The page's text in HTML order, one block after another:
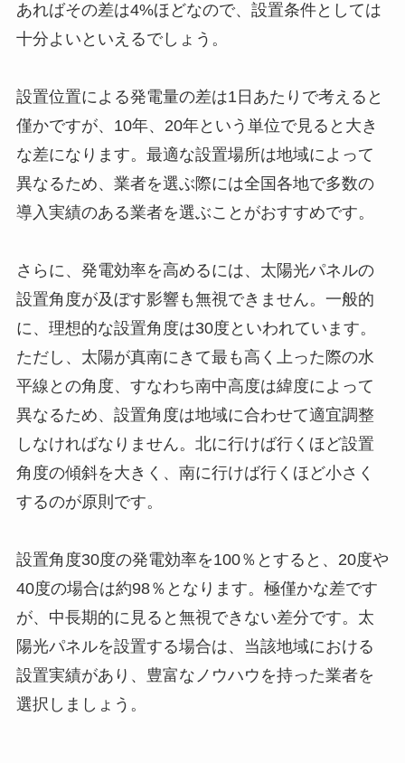
あればその差は4%ほどなので、設置条件としては
十分よいといえるでしょう。
設置位置による発電量の差は1日あたりで考えると
僅かですが、10年、20年という単位で見ると大き
な差になります。最適な設置場所は地域によって
異なるため、業者を選ぶ際には全国各地で多数の
導入実績のある業者を選ぶことがおすすめです。
さらに、発電効率を高めるには、太陽光パネルの
設置角度が及ぼす影響も無視できません。一般的
に、理想的な設置角度は30度といわれています。
ただし、太陽が真南にきて最も高く上った際の水
平線との角度、すなわち南中高度は緯度によって
異なるため、設置角度は地域に合わせて適宜調整
しなければなりません。北に行けば行くほど設置
角度の傾斜を大きく、南に行けば行くほど小さく
するのが原則です。
設置角度30度の発電効率を100％とすると、20度や
40度の場合は約98％となります。極僅かな差です
が、中長期的に見ると無視できない差分です。太
陽光パネルを設置する場合は、当該地域における
設置実績があり、豊富なノウハウを持った業者を
選択しましょう。